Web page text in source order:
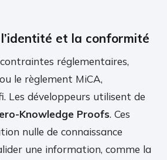
et la conformité
réglementaires,
le règlement MiCA,
Les développeurs utilisent de
Knowledge Proofs. Ces
nulle de connaissance
une information, comme la